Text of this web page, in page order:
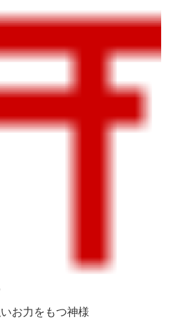
お力をもつ神様